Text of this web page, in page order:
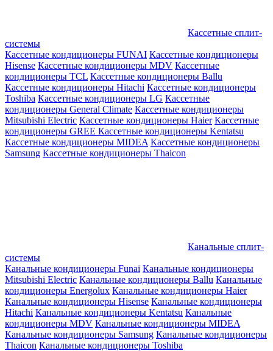
Кассетные сплит-
системы
Кассетные кондиционеры FUNAI Кассетные кондиционеры
Hisense Кассетные кондиционеры MDV Кассетные
кондиционеры TCL Кассетные кондиционеры Ballu
Кассетные кондиционеры Hitachi Кассетные кондиционеры
Toshiba Кассетные кондиционеры LG Кассетные
кондиционеры General Climate Кассетные кондиционеры
Mitsubishi Electric Кассетные кондиционеры Haier Кассетные
кондиционеры GREE Кассетные кондиционеры Kentatsu
Кассетные кондиционеры MIDEA Кассетные кондиционеры
Samsung Кассетные кондиционеры Thaicon
Канальные сплит-
системы
Канальные кондиционеры Funai Канальные кондиционеры
Mitsubishi Electric Канальные кондиционеры Ballu Канальные
кондиционеры Energolux Канальные кондиционеры Haier
Канальные кондиционеры Hisense Канальные кондиционеры
Hitachi Канальные кондиционеры Kentatsu Канальные
кондиционеры MDV Канальные кондиционеры MIDEA
Канальные кондиционеры Samsung Канальные кондиционеры
Thaicon Канальные кондиционеры Toshiba